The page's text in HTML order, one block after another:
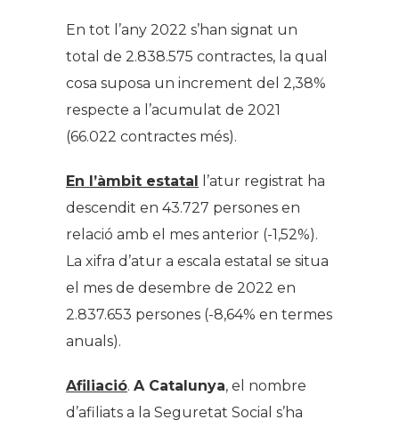
En tot l’any 2022 s’han signat un
total de 2.838.575 contractes, la qual
cosa suposa un increment del 2,38%
respecte a l’acumulat de 2021
(66.022 contractes més).
En l’àmbit estatal l’atur registrat ha
descendit en 43.727 persones en
relació amb el mes anterior (-1,52%).
La xifra d’atur a escala estatal se situa
el mes de desembre de 2022 en
2.837.653 persones (-8,64% en termes
anuals).
Afiliació. A Catalunya, el nombre
d’afiliats a la Seguretat Social s’ha